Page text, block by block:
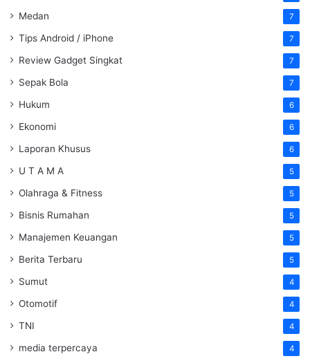
Medan 7
Tips Android / iPhone 7
Review Gadget Singkat 7
Sepak Bola 7
Hukum 6
Ekonomi 6
Laporan Khusus 6
U T A M A 5
Olahraga & Fitness 5
Bisnis Rumahan 5
Manajemen Keuangan 5
Berita Terbaru 5
Sumut 4
Otomotif 4
TNI 4
media terpercaya 4